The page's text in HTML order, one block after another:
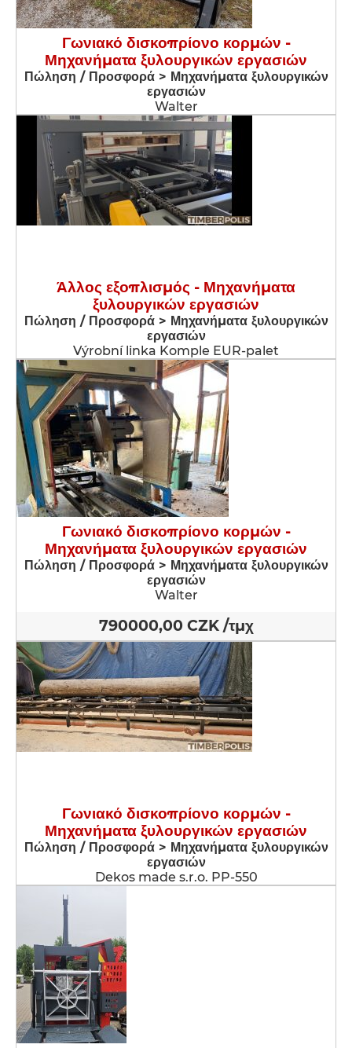
Γωνιακό δισκοπρίονο κορμών -
Μηχανήματα ξυλουργικών εργασιών
Πώληση / Προσφορά > Μηχανήματα ξυλουργικών
εργασιών
Walter
Άλλος εξοπλισμός - Μηχανήματα
ξυλουργικών εργασιών
Πώληση / Προσφορά > Μηχανήματα ξυλουργικών
εργασιών
Výrobní linka Komple EUR-palet
Γωνιακό δισκοπρίονο κορμών -
Μηχανήματα ξυλουργικών εργασιών
Πώληση / Προσφορά > Μηχανήματα ξυλουργικών
εργασιών
Walter
790000,00 CZK /τμχ
Γωνιακό δισκοπρίονο κορμών -
Μηχανήματα ξυλουργικών εργασιών
Πώληση / Προσφορά > Μηχανήματα ξυλουργικών
εργασιών
Dekos made s.r.o. PP-550